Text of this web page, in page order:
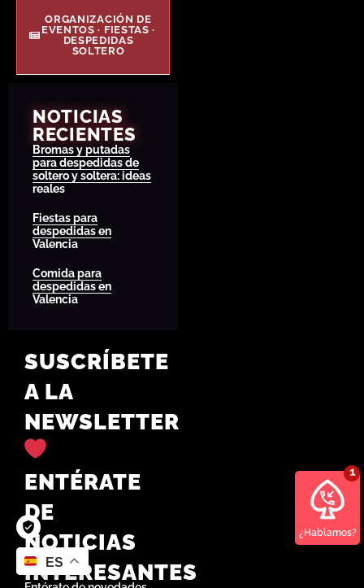
ORGANIZACIÓN DE
EVENTOS · FIESTAS ·
DESPEDIDAS
SOLTERO
NOTICIAS
RECIENTES
Bromas y putadas
para despedidas de
soltero y soltera: ideas
reales
Fiestas para
despedidas en
Valencia
Comida para
despedidas en
Valencia
SUSCRÍBETE
A LA
NEWSLETTER
ENTÉRATE
DE
NOTICIAS
INTERESANTES
¿Hablamos?
ES